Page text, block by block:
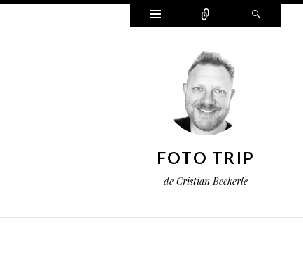
Widgets Connect
FOTO TRIP
de Cristian Beckerle